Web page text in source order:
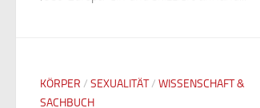
KÖRPER / SEXUALITÄT/ WISSENSCHAFT &
SACHBUCH